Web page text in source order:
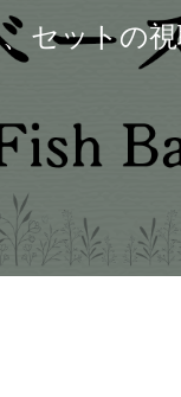
セットの